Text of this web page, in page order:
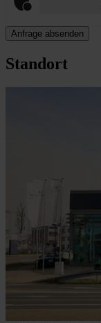
Anfrage absenden
Standort